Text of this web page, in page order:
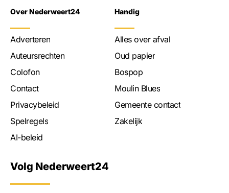
Over Nederweert24
Adverteren
Auteursrechten
Colofon
Contact
Privacybeleid
Spelregels
AI-beleid
Handig
Alles over afval
Oud papier
Bospop
Moulin Blues
Gemeente contact
Zakelijk
Volg Nederweert24